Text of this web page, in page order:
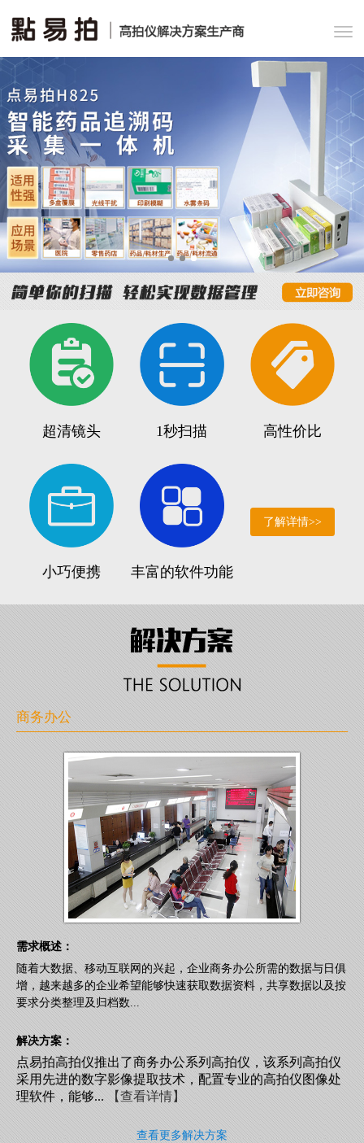
超清镜头 1秒扫描 高性价比
小巧便携 丰富的软件功能
了解详情>>
商务办公
需求概述：
随着大数据、移动互联网的兴起，企业商务办公所需的数据与日俱
增，越来越多的企业希望能够快速获取数据资料，共享数据以及按
要求分类整理及归档数...
解决方案：
点易拍高拍仪推出了商务办公系列高拍仪，该系列高拍仪
采用先进的数字影像提取技术，配置专业的高拍仪图像处
理软件，能够...【查看详情】
查看更多解决方案